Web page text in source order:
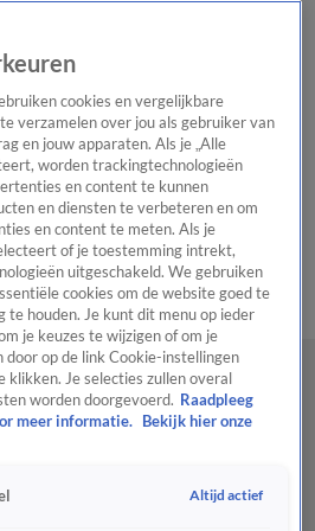
Het beste van Hart
Tip de
WeerTip de redactiePanelVideo's
cookies en vergelijkbare
verzamelen over jou als gebruiker van
en jouw apparaten. Als je „Alle
worden trackingtechnologieën
en content te kunnen
en diensten te verbeteren en om
en content te meten. Als je
of je toestemming intrekt,
uitgeschakeld. We gebruiken
cookies om de website goed te
te houden. Je kunt dit menu op ieder
je keuzes te wijzigen of om je
op de link Cookie-instellingen
klikken. Je selecties zullen overal
worden doorgevoerd. Raadpleeg
meer informatie.
Bekijk hier onze
Altijd actief